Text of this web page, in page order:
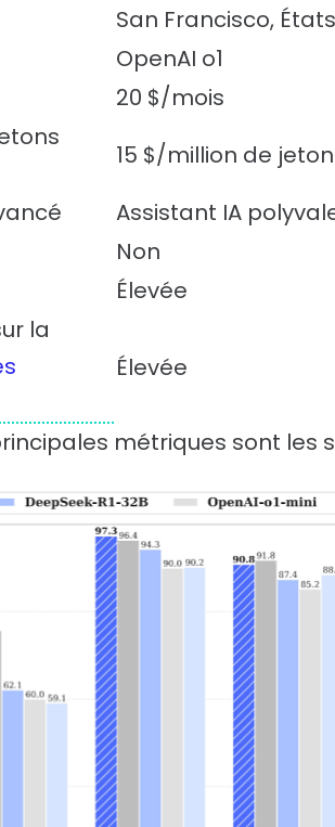
San Francisco,
OpenAI o1
20 $/mois
15 $/million de
Assistant IA
Non
Élevée
la
Élevée
métriques sont les